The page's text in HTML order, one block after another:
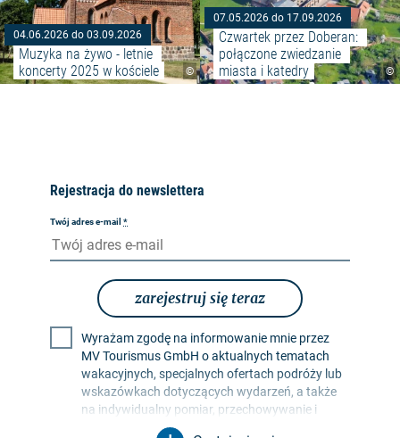
©
04.06.2026 do 03.09.2026
Muzyka na żywo - letnie
koncerty 2025 w kościele
©
07.05.2026 do 17.09.2026
Czwartek przez Doberan:
połączone zwiedzanie
miasta i katedry
Rejestracja do newslettera
Twój adres e-mail *
zarejestruj się teraz
Wyrażam zgodę na informowanie mnie przez
MV Tourismus GmbH o aktualnych tematach
wakacyjnych, specjalnych ofertach podróży lub
wskazówkach dotyczących wydarzeń, a także
na indywidualny pomiar, przechowywanie i
ocenę współczynników otwarcia i kliknięć w